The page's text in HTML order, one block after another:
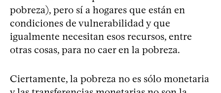
pobreza), pero sí a hogares que están en
condiciones de vulnerabilidad y que
igualmente necesitan esos recursos, entre
otras cosas, para no caer en la pobreza.
Ciertamente, la pobreza no es sólo monetaria